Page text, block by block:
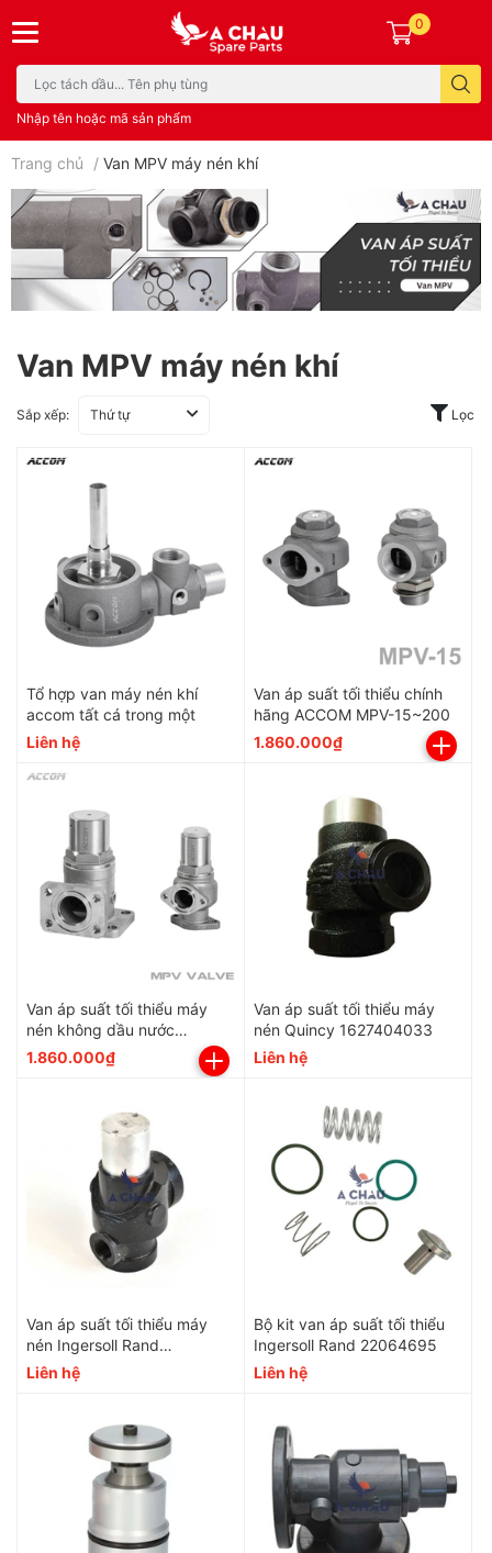
Nhập tên hoặc mã sản phẩm
0
Trang chủ / Van MPV máy nén khí
Van MPV máy nén khí
Sắp xếp: Thứ tự Lọc
Tổ hợp van máy nén khí
accom tất cá trong một
Liên hệ
Van áp suất tối thiểu chính
hãng ACCOM MPV-15~200
1.860.000₫
Van áp suất tối thiểu máy
nén không dầu nước
ACCOM SMPV-20~65
1.860.000₫
Van áp suất tối thiểu máy
nén Quincy 1627404033
Liên hệ
Van áp suất tối thiểu máy
nén Ingersoll Rand
22146641
Liên hệ
Bộ kit van áp suất tối thiểu
Ingersoll Rand 22064695
Liên hệ